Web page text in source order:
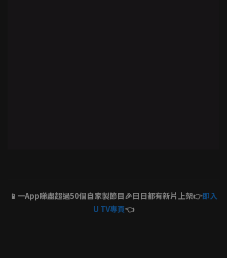
📱一App睇盡超過50個自家製節目🎉日日都有新片上架👉即入
U TV專頁👈